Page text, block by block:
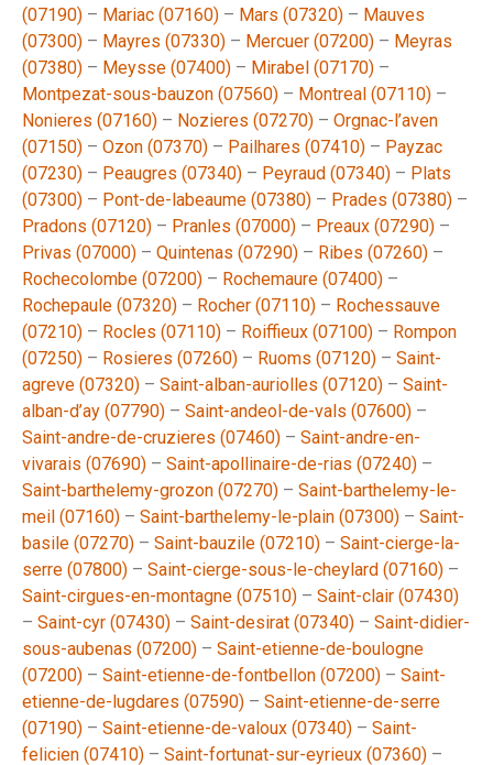
(07190) – Mariac (07160) – Mars (07320) – Mauves
(07300) – Mayres (07330) – Mercuer (07200) – Meyras
(07380) – Meysse (07400) – Mirabel (07170) –
Montpezat-sous-bauzon (07560) – Montreal (07110) –
Nonieres (07160) – Nozieres (07270) – Orgnac-l’aven
(07150) – Ozon (07370) – Pailhares (07410) – Payzac
(07230) – Peaugres (07340) – Peyraud (07340) – Plats
(07300) – Pont-de-labeaume (07380) – Prades (07380) –
Pradons (07120) – Pranles (07000) – Preaux (07290) –
Privas (07000) – Quintenas (07290) – Ribes (07260) –
Rochecolombe (07200) – Rochemaure (07400) –
Rochepaule (07320) – Rocher (07110) – Rochessauve
(07210) – Rocles (07110) – Roiffieux (07100) – Rompon
(07250) – Rosieres (07260) – Ruoms (07120) – Saint-
agreve (07320) – Saint-alban-auriolles (07120) – Saint-
alban-d’ay (07790) – Saint-andeol-de-vals (07600) –
Saint-andre-de-cruzieres (07460) – Saint-andre-en-
vivarais (07690) – Saint-apollinaire-de-rias (07240) –
Saint-barthelemy-grozon (07270) – Saint-barthelemy-le-
meil (07160) – Saint-barthelemy-le-plain (07300) – Saint-
basile (07270) – Saint-bauzile (07210) – Saint-cierge-la-
serre (07800) – Saint-cierge-sous-le-cheylard (07160) –
Saint-cirgues-en-montagne (07510) – Saint-clair (07430)
– Saint-cyr (07430) – Saint-desirat (07340) – Saint-didier-
sous-aubenas (07200) – Saint-etienne-de-boulogne
(07200) – Saint-etienne-de-fontbellon (07200) – Saint-
etienne-de-lugdares (07590) – Saint-etienne-de-serre
(07190) – Saint-etienne-de-valoux (07340) – Saint-
felicien (07410) – Saint-fortunat-sur-eyrieux (07360) –